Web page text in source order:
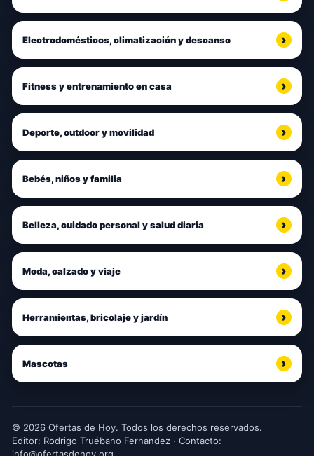
Electrodomésticos, climatización y descanso
Fitness y entrenamiento en casa
Deporte, outdoor y movilidad
Bebés, niños y familia
Belleza, cuidado personal y salud diaria
Moda, calzado y viaje
Herramientas, bricolaje y jardín
Mascotas
© 2026 Ofertas de Hoy. Todos los derechos reservados.
Editor: Rodrigo Truébano Fernandez · Contacto:
info@ofertasdehoy.org